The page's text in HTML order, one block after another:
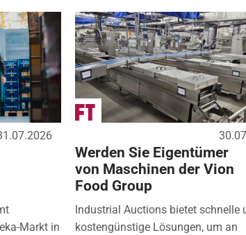
Markt in
Werden Sie Eigentümer
von Maschinen der Vion
Food Group
Industrial Auctions bietet schnelle
kostengünstige Lösungen, um an